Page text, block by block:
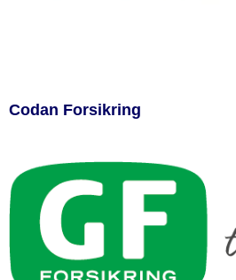
Codan Forsikring